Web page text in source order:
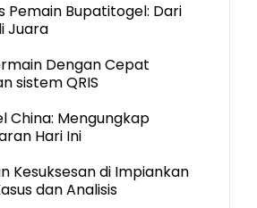
Pemain Bupatitogel: Dari
Juara
Dengan Cepat
sistem QRIS
China: Mengungkap
Hari Ini
Kesuksesan di Impiankan
dan Analisis